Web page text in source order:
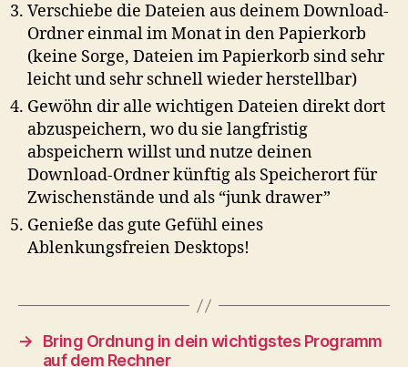
Verschiebe die Dateien aus deinem Download-
Ordner einmal im Monat in den Papierkorb
(keine Sorge, Dateien im Papierkorb sind sehr
leicht und sehr schnell wieder herstellbar)
Gewöhn dir alle wichtigen Dateien direkt dort
abzuspeichern, wo du sie langfristig
abspeichern willst und nutze deinen
Download-Ordner künftig als Speicherort für
Zwischenstände und als “junk drawer”
Genieße das gute Gefühl eines
Ablenkungsfreien Desktops!
→
Bring Ordnung in dein wichtigstes Programm
auf dem Rechner